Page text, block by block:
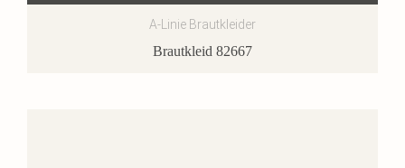
A-Linie Brautkleider
Brautkleid 82667